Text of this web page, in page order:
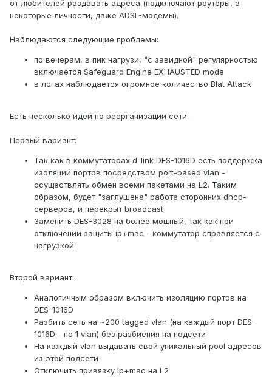
от любителей раздавать адреса (подключают роутеры, а
некоторые личности, даже ADSL-модемы).
Наблюдаются следующие проблемы:
по вечерам, в пик нагрузи, "с завидной" регулярностью
включается Safeguard Engine EXHAUSTED mode
в логах наблюдается огромное количество Blat Attack
Есть несколько идей по реорганизации сети.
Первый вариант:
Так как в коммутаторах d-link DES-1016D есть поддержка
изоляции портов посредством port-based vlan -
осуществлять обмен всеми пакетами на L2. Таким
образом, будет "заглушена" работа сторонних dhcp-
серверов, и перекрыт broadcast
Заменить DES-3028 на более мощный, так как при
отключении защиты ip+mac - коммутатор справляется с
нагрузкой
Второй вариант:
Аналогичным образом включить изоляцию портов на
DES-1016D
Разбить сеть на ~200 tagged vlan (на каждый порт DES-
1016D - по 1 vlan) без разбиения на подсети
На каждый vlan выдавать свой уникальный pool адресов
из этой подсети
Отключить привязку ip+mac на L2